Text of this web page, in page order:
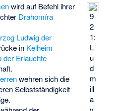
9
2
1:
L
u
d
m
ill
a
wird auf Befehl ihrer
Drahomíra
Ludwig der
in Kelheim
der Erlauchte
wehren sich die
Selbstständigkeit